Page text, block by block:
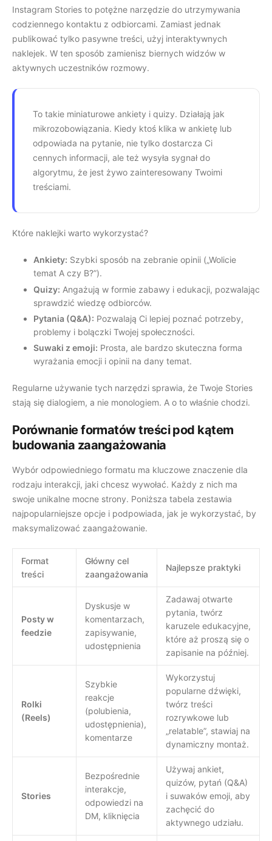
Instagram Stories to potężne narzędzie do utrzymywania
codziennego kontaktu z odbiorcami. Zamiast jednak
publikować tylko pasywne treści, użyj interaktywnych
naklejek. W ten sposób zamienisz biernych widzów w
aktywnych uczestników rozmowy.
To takie miniaturowe ankiety i quizy. Działają jak
mikrozobowiązania. Kiedy ktoś klika w ankietę lub
odpowiada na pytanie, nie tylko dostarcza Ci
cennych informacji, ale też wysyła sygnał do
algorytmu, że jest żywo zainteresowany Twoimi
treściami.
Które naklejki warto wykorzystać?
Ankiety: Szybki sposób na zebranie opinii („Wolicie
temat A czy B?”).
Quizy: Angażują w formie zabawy i edukacji, pozwalając
sprawdzić wiedzę odbiorców.
Pytania (Q&A): Pozwalają Ci lepiej poznać potrzeby,
problemy i bolączki Twojej społeczności.
Suwaki z emoji: Prosta, ale bardzo skuteczna forma
wyrażania emocji i opinii na dany temat.
Regularne używanie tych narzędzi sprawia, że Twoje Stories
stają się dialogiem, a nie monologiem. A o to właśnie chodzi.
Porównanie formatów treści pod kątem
budowania zaangażowania
Wybór odpowiedniego formatu ma kluczowe znaczenie dla
rodzaju interakcji, jaki chcesz wywołać. Każdy z nich ma
swoje unikalne mocne strony. Poniższa tabela zestawia
najpopularniejsze opcje i podpowiada, jak je wykorzystać, by
maksymalizować zaangażowanie.
Format
treści
Główny cel
zaangażowania
Najlepsze praktyki
Posty w
feedzie
Dyskusje w
komentarzach,
zapisywanie,
udostępnienia
Zadawaj otwarte
pytania, twórz
karuzele edukacyjne,
które aż proszą się o
zapisanie na później.
Rolki
(Reels)
Szybkie
reakcje
(polubienia,
udostępnienia),
komentarze
Wykorzystuj
popularne dźwięki,
twórz treści
rozrywkowe lub
„relatable”, stawiaj na
dynamiczny montaż.
Stories
Bezpośrednie
interakcje,
odpowiedzi na
DM, kliknięcia
Używaj ankiet,
quizów, pytań (Q&A)
i suwaków emoji, aby
zachęcić do
aktywnego udziału.